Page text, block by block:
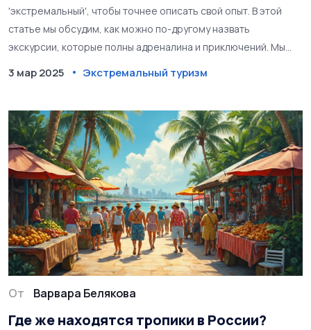
'экстремальный', чтобы точнее описать свой опыт. В этой
статье мы обсудим, как можно по-другому назвать
экскурсии, которые полны адреналина и приключений. Мы
путешествия и привлечь внимание к нестандартным видам
восприятие вашего тура.
3 мар 2025 Экстремальный туризм
От Варвара Белякова
Где же находятся тропики в России?